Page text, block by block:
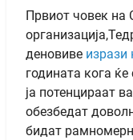
Првиот човек на
деновиве изрази
годината кога
ја потенцираат
обезбедат
бидат